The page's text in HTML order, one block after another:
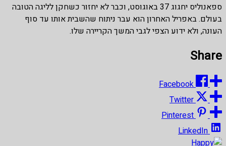
ספאנוליס יחגוג 37 באוגוסט, וכבר לא יחזור כשחקן לליגה הטובה
בעולם. באפריל האחרון הוא עבר ניתוח שהשבית אותו עד סוף
העונה, ולא ידוע הצפי לגבי המשך הקריירה שלו.
Share
Facebook
Twitter
Pinterest
LinkedIn